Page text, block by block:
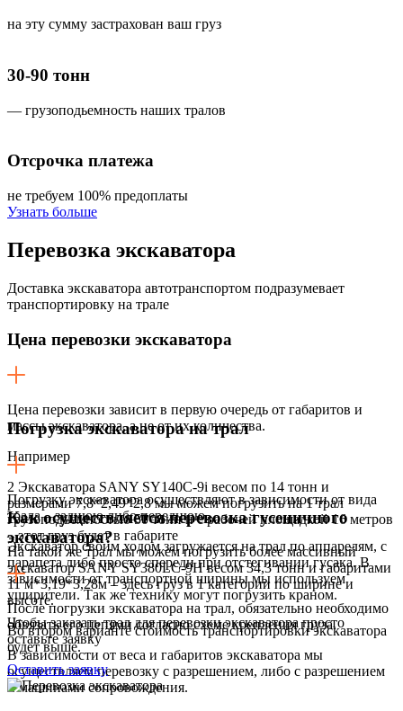
на эту сумму застрахован ваш груз
30-90 тонн
— грузоподьемность наших тралов
Отсрочка платежа
не требуем 100% предоплаты
Узнать больше
Перевозка экскаватора
Доставка экскаватора автотранспортом подразумевает
транспортировку на трале
Цена перевозки экскаватора
Цена перевозки зависит в первую очередь от габаритов и
массы экскаватора, а не от их количества.
Например
2 Экскаватора SANY SY140C-9i весом по 14 тонн и
размерами 7,8*2,49*2,8 мы можем погрузить на 1 трал
грузоподъемностью 50 тонн и с рабочей площадкой 16 метров
– этот груз будет в габарите
На такой же трал мы можем погрузить более массивный
экскаватор SANY SY380LC-9H весом 34,3 тонн и габаритами
11 м*3,19*3,28м – здесь груз в 1 категории по ширине и
высоте.
Во втором варианте стоимость транспортировки экскаватора
будет выше.
Погрузка экскаватора на трал
Погрузку экскаватора осуществляют в зависимости от вида
трала – заднюю либо переднюю.
Экскаватор своим ходом загружается на трал по аппарелям, с
парапета либо просто спереди при отстегивании гусака. В
зависимости от транспортной ширины мы используем
уширители. Так же технику могут погрузить краном.
Как осуществляется перевозка гусеничного
экскаватора?
После погрузки экскаватора на трал, обязательно необходимо
обвязать его цепями согласно схеме крепления груза.
В зависимости от веса и габаритов экскаватора мы
осуществляем перевозку с разрешением, либо с разрешением
и машинами сопровождения.
Чтобы заказать трал для перевозки экскаватора просто
оставьте заявку
Оставить заявку